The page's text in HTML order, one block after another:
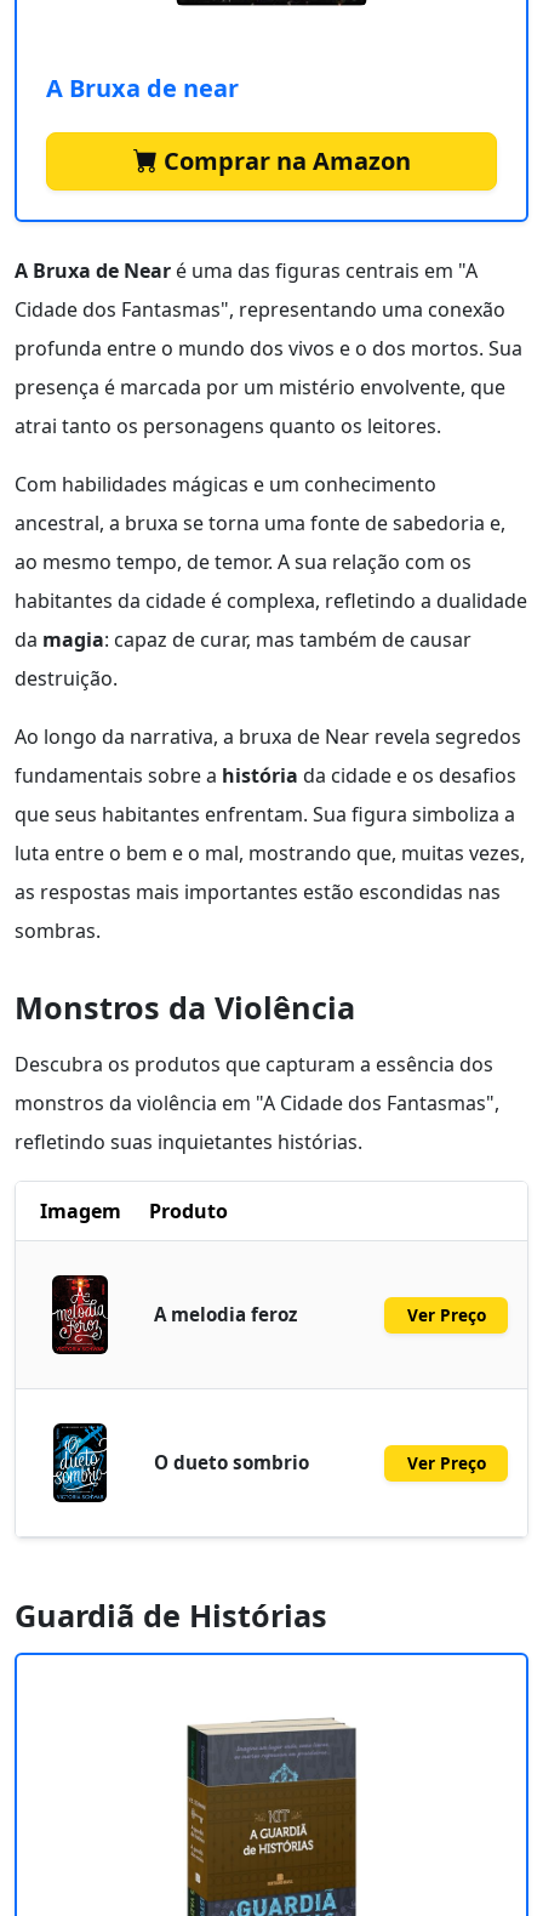
A Bruxa de near
Comprar na Amazon
A Bruxa de Near é uma das figuras centrais em "A
Cidade dos Fantasmas", representando uma conexão
profunda entre o mundo dos vivos e o dos mortos. Sua
presença é marcada por um mistério envolvente, que
atrai tanto os personagens quanto os leitores.
Com habilidades mágicas e um conhecimento
ancestral, a bruxa se torna uma fonte de sabedoria e,
ao mesmo tempo, de temor. A sua relação com os
habitantes da cidade é complexa, refletindo a dualidade
da magia: capaz de curar, mas também de causar
destruição.
Ao longo da narrativa, a bruxa de Near revela segredos
fundamentais sobre a história da cidade e os desafios
que seus habitantes enfrentam. Sua figura simboliza a
luta entre o bem e o mal, mostrando que, muitas vezes,
as respostas mais importantes estão escondidas nas
sombras.
Monstros da Violência
Descubra os produtos que capturam a essência dos
monstros da violência em "A Cidade dos Fantasmas",
refletindo suas inquietantes histórias.
Imagem Produto
A melodia feroz Ver Preço
O dueto sombrio Ver Preço
Guardiã de Histórias